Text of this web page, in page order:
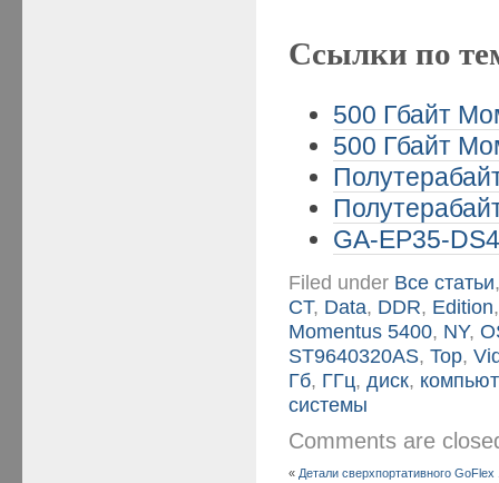
Ссылки по
500 Гбайт
500 Гбайт
GA-EP35-
Filed under Все статьи
CT, Data, DDR, Edition
Momentus 5400, NY,
ST9640320AS,Top,
Гб, ГГц,диск,
системы
Comments are
« Детали сверхпортативного